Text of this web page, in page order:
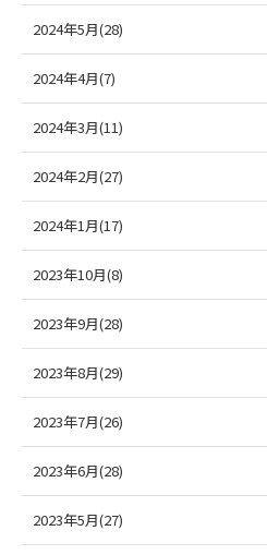
2024年5月(28)
2024年4月(7)
2024年3月(11)
2024年2月(27)
2024年1月(17)
2023年10月(8)
2023年9月(28)
2023年8月(29)
2023年7月(26)
2023年6月(28)
2023年5月(27)